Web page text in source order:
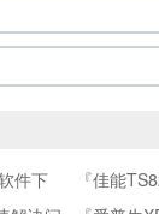
件下
『佳能
用教程』